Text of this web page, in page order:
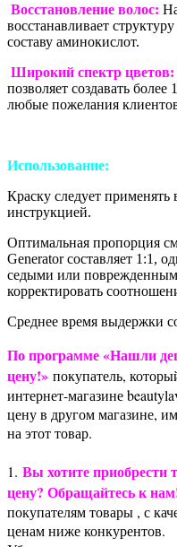
Восстановление волос:
восстанавливает
составу аминокислот.
Широкий спектр цветов:
позволяет создавать
любые пожелания
Использование:
Краску следует применять
инструкцией.
Оптимальная пропорция
Generator составляет 1:1,
седыми или
корректировать
Среднее время выдержки
По программе «Нашли
цену!» покупатель,
интернет-магазине
цену в другом магазине,
на этот товар.
1. Вы хотите приобрести
цену? Обращайтесь к
покупателям товары , с
ценам ниже конкурентов.